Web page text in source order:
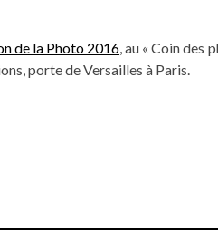
de la Photo 2016, au « Coin des
porte de Versailles à Paris.